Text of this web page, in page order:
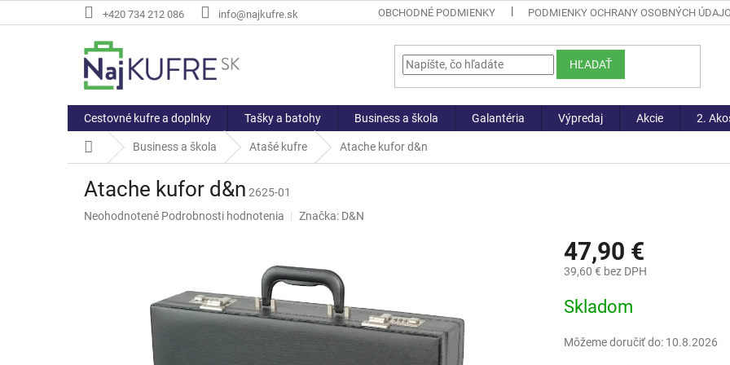
na
+420 734 212 086 info@najkufre.sk OBCHODNÉ PODMIENKY PODMIENKY OCHRANY OSOBNÝCH
HĽADAŤ
Cestovné kufre a doplnky Tašky a batohy Business a škola Galantéria Výpredaj Akcie 2.
DomovBusiness a škola Atašé kufre Atache kufor d&n
Atache kufor d&n 2625-01
Priemerné
Neohodnotené Podrobnosti hodnotenia Značka: D&N
47,90 €
39,60 € bez DPH
cena:
Skladom
Môžeme doručiť do: 10.8.2026